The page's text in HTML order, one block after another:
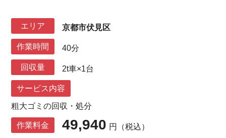
エリア 京都市伏見区
作業時間 40分
回収量 2t車×1台
サービス内容
粗大ゴミの回収・処分
作業料金 49,940 円（税込）